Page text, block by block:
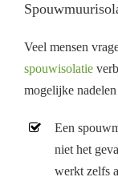
Veel mensen
spouwisolatie
mogelijke
Een
niet het
werkt zelfs